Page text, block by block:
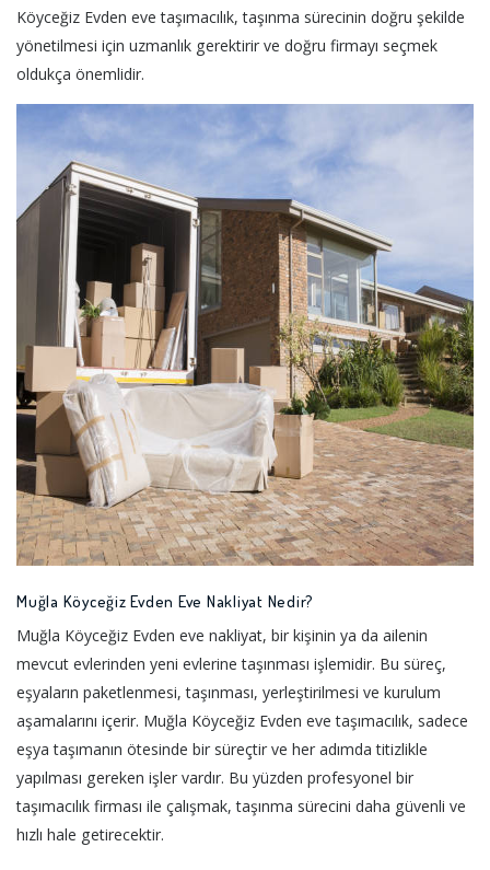
Köyceğiz Evden eve taşımacılık, taşınma sürecinin doğru şekilde
yönetilmesi için uzmanlık gerektirir ve doğru firmayı seçmek
oldukça önemlidir.
Muğla Köyceğiz Evden Eve Nakliyat Nedir?
Muğla Köyceğiz Evden eve nakliyat, bir kişinin ya da ailenin
mevcut evlerinden yeni evlerine taşınması işlemidir. Bu süreç,
eşyaların paketlenmesi, taşınması, yerleştirilmesi ve kurulum
aşamalarını içerir. Muğla Köyceğiz Evden eve taşımacılık, sadece
eşya taşımanın ötesinde bir süreçtir ve her adımda titizlikle
yapılması gereken işler vardır. Bu yüzden profesyonel bir
taşımacılık firması ile çalışmak, taşınma sürecini daha güvenli ve
hızlı hale getirecektir.